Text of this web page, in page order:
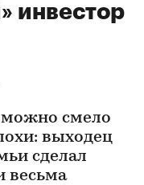
инвестор
можно смело
выходец
сделал
весьма